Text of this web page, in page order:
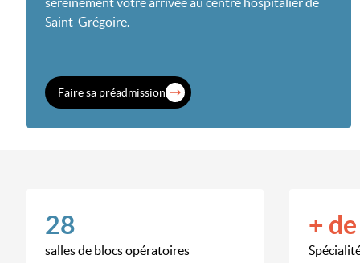
Saint-Grégoire.
Faire sa préadmission
28
salles de blocs opératoires
+